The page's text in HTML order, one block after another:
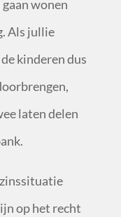
wonen
. Als jullie
kinderen dus
laten delen
op het recht